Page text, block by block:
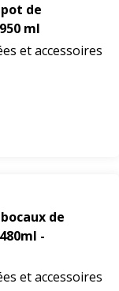
de
ml
et accessoires
de
-
et accessoires